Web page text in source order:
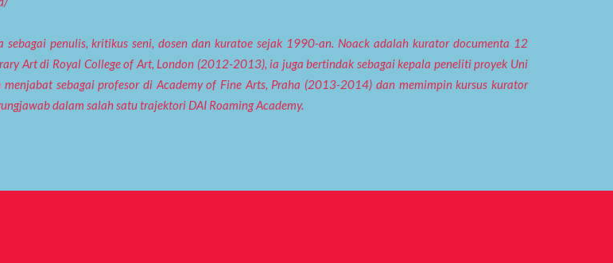
penulis, kritikus seni, dosen dan kuratoe sejak 1990-an. Noack adalah kurator documenta 12
Art di Royal College of Art, London (2012-2013), ia juga bertindak sebagai kepala peneliti proyek Uni
sebagai profesor di Academy of Fine Arts, Praha (2013-2014) dan memimpin kursus kurator
dalam salah satu trajektori DAI Roaming Academy.